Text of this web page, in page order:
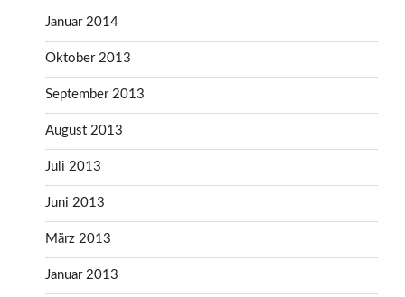
Januar 2014
Oktober 2013
September 2013
August 2013
Juli 2013
Juni 2013
März 2013
Januar 2013